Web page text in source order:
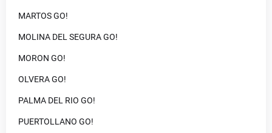
MARTOS GO!
MOLINA DEL SEGURA GO!
MORON GO!
OLVERA GO!
PALMA DEL RIO GO!
PUERTOLLANO GO!